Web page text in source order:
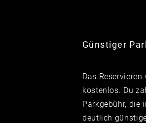
Günstiger
Das
kostenlos. Du
Parkgebühr, die
deutlich